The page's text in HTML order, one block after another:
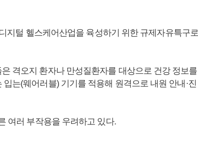
지털 헬스케어산업을 육성하기 위한 규제자유특구로
격오지 환자나 만성질환자를 대상으로 건강 정보를
는(웨어러블) 기기를 적용해 원격으로 내원 안내·진
여러 부작용을 우려하고 있다.